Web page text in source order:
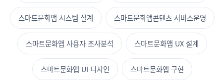
스마트문화앱 시스템 설계 스마트문화앱콘텐츠 서비스운영
스마트문화앱 사용자 조사분석 스마트문화앱 UX 설계
스마트문화앱 UI 디자인 스마트문화앱 구현